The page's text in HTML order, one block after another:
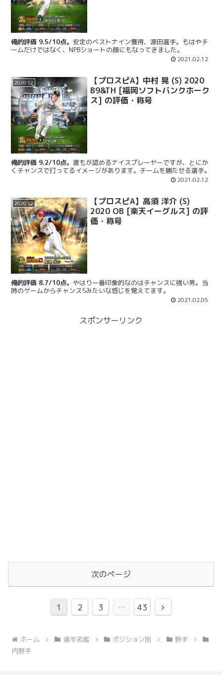
俺的評価 9.5/10点。 安定のベストナイン獲得、源田選手。もはやチ
ームだけではなく、NPBショートの顔にもなってきました。
2021.02.12
2020 S2
【プロスピA】中村 晃 (S) 2020
B9&TH [福岡ソフトバンクホーク
ス] の評価・称号
俺的評価 9.2/10点。 誰もが認めるナイスプレーヤーですが、とにか
くチャンスで打ってるイメージがあります。チームを勝たせる選手。
2021.02.12
2020 S2
【プロスピA】高須 洋介 (S)
2020 OB [楽天イーグルス] の評
価・称号
俺的評価 8.7/10点。やはり一番印象的なのはチャンスに強い男。当
時のゲームからチャンス5みたいな感じを覚えてます。
2021.02.05
スポンサーリンク
次のページ
1 2 3 … 43
次
ホーム 選手名鑑 ポジション別
野手
内野手